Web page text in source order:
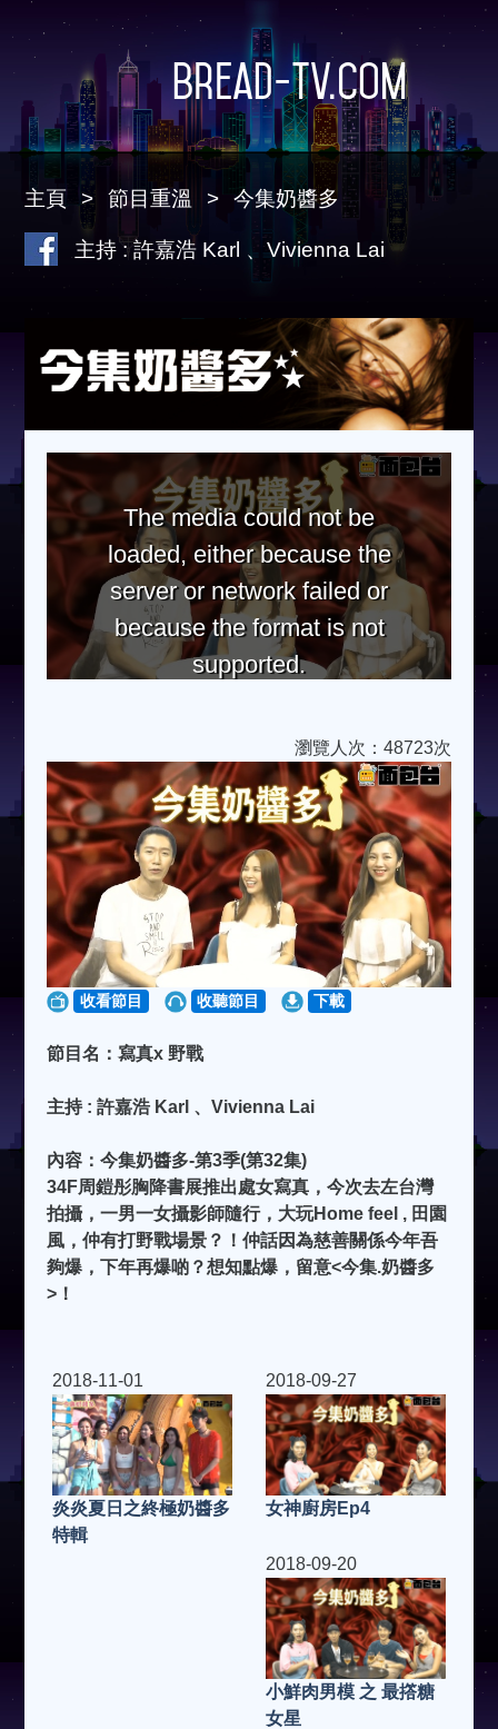
Bread-TV.com
主頁 節目重溫 今集奶醬多
主持 : 許嘉浩 Karl 、Vivienna Lai
The media could not be
loaded, either because the
server or network failed or
because the format is not
supported.
瀏覽人次：48723次
收看節目 收聽節目 下載
節目名：寫真x 野戰
主持 : 許嘉浩 Karl 、Vivienna Lai
內容：今集奶醬多-第3季(第32集)
34F周鎧彤胸降書展推出處女寫真，今次去左台灣
拍攝，一男一女攝影師隨行，大玩Home feel , 田園
風，仲有打野戰場景？！仲話因為慈善關係今年吾
夠爆，下年再爆啲？想知點爆，留意<今集.奶醬多
>！
2018-11-01
炎炎夏日之終極奶醬多
特輯
2018-09-27
女神廚房Ep4
2018-09-20
小鮮肉男模 之 最撘糖
女星